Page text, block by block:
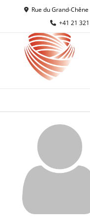
Rue du Grand-
+41 21